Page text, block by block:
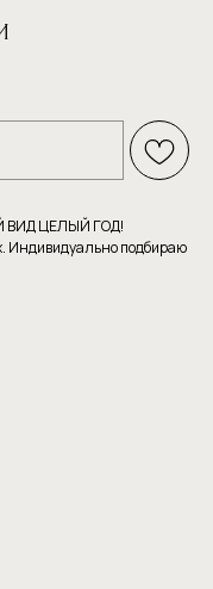
ВИД ЦЕЛЫЙ ГОД!
Индивидуально подбираю